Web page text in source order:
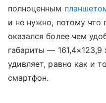
полноценным
и не нужно, потому что
оказался более чем
габариты —
удивляет, равно как и
смартфон.